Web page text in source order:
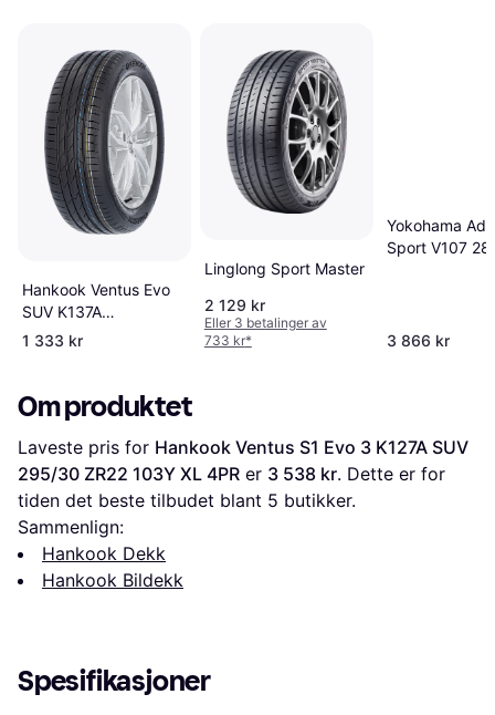
Hankook Ventus Evo
SUV K137A
Sommardäck
1 333 kr
Linglong Sport Master
2 129 kr
Eller 3 betalinger av
733 kr*
Yokohama
Sport V107
3 866 kr
Om produktet
Laveste pris for Hankook Ventus S1 Evo 3 K127A SUV
295/30 ZR22 103Y XL 4PR er 3 538 kr. Dette er for
tiden det beste tilbudet blant 5 butikker.
Sammenlign:
Hankook Dekk
Hankook Bildekk
Spesifikasjoner